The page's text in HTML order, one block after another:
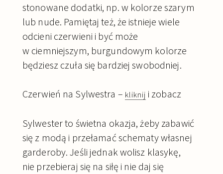
stonowane dodatki, np. w kolorze szarym
lub nude. Pamiętaj też, że istnieje wiele
odcieni czerwieni i być może
w ciemniejszym, burgundowym kolorze
będziesz czuła się bardziej swobodniej.
Czerwień na Sylwestra – kliknij i zobacz
Sylwester to świetna okazja, żeby zabawić
się z modą i przełamać schematy własnej
garderoby. Jeśli jednak wolisz klasykę,
nie przebieraj się na siłę i nie daj się